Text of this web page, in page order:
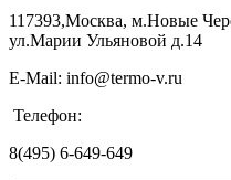
117393,Москва, м.Новые
ул.Марии Ульяновой д.14
E-Mail: info@termo-v.ru
Телефон:
8(495) 6-649-649